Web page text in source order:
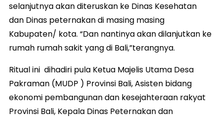
selanjutnya akan diteruskan ke Dinas Kesehatan
dan Dinas peternakan di masing masing
Kabupaten/ kota. “Dan nantinya akan dilanjutkan ke
rumah rumah sakit yang di Bali,”terangnya.
Ritual ini dihadiri pula Ketua Majelis Utama Desa
Pakraman (MUDP ) Provinsi Bali, Asisten bidang
ekonomi pembangunan dan kesejahteraan rakyat
Provinsi Bali, Kepala Dinas Peternakan dan